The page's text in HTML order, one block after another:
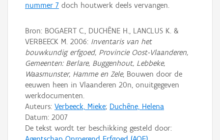
nummer 7 doch houtwerk deels vervangen.
Bron: BOGAERT C., DUCHÊNE H., LANCLUS K. &
VERBEECK M. 2006: Inventaris van het
bouwkundig erfgoed, Provincie Oost-Vlaanderen,
Gemeenten: Berlare, Buggenhout, Lebbeke,
Waasmunster, Hamme en Zele, Bouwen door de
eeuwen heen in Vlaanderen 20n, onuitgegeven
werkdocumenten.
Auteurs: Verbeeck, Mieke; Duchêne, Helena
Datum: 2007
De tekst wordt ter beschikking gesteld door: